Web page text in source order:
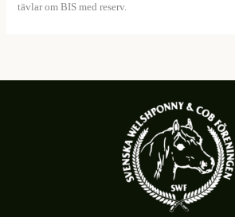
tävlar om BIS med reserv.